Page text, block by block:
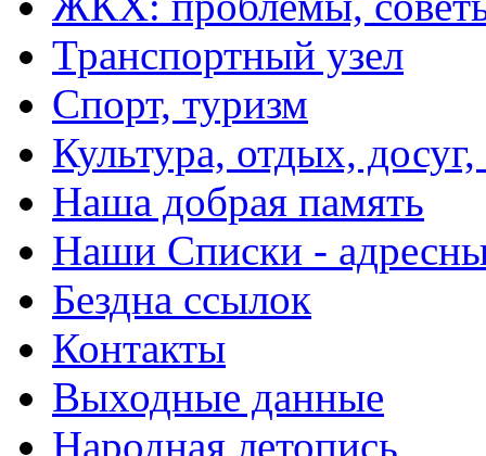
Транспортный узел
Спорт, туризм
Культура, отдых,
Наша добрая память
Наши Списки -
Бездна ссылок
Контакты
Выходные данные
Народная летопись